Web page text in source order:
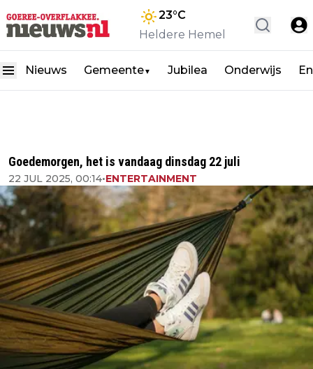
23°C
Heldere Hemel
Nieuws Gemeente▼ Jubilea Onderwijs
Goedemorgen, het is vandaag dinsdag 22 juli
22 JUL 2025, 00:14•ENTERTAINMENT